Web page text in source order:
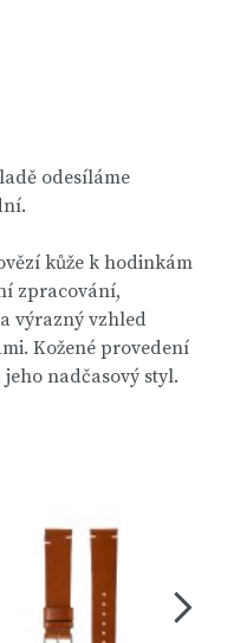
odesíláme
kůže k hodinkám
zpracování,
výrazný vzhled
Kožené provedení
nadčasový styl.